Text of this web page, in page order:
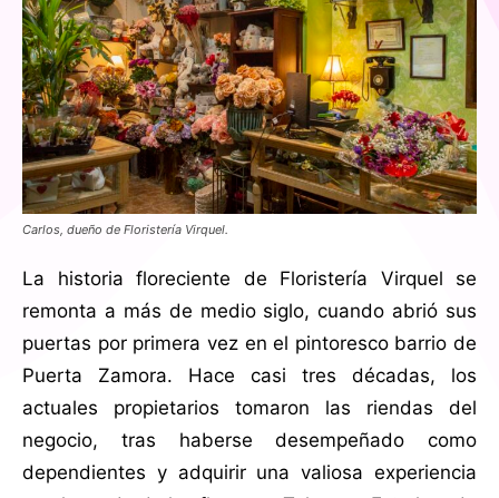
Carlos, dueño de Floristería Virquel.
La historia floreciente de Floristería Virquel se
remonta a más de medio siglo, cuando abrió sus
puertas por primera vez en el pintoresco barrio de
Puerta Zamora. Hace casi tres décadas, los
actuales propietarios tomaron las riendas del
negocio, tras haberse desempeñado como
dependientes y adquirir una valiosa experiencia